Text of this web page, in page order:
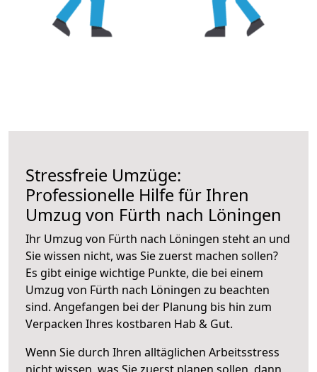
Stressfreie Umzüge:
Professionelle Hilfe für Ihren
Umzug von Fürth nach Löningen
Ihr Umzug von Fürth nach Löningen steht an und
Sie wissen nicht, was Sie zuerst machen sollen?
Es gibt einige wichtige Punkte, die bei einem
Umzug von Fürth nach Löningen zu beachten
sind. Angefangen bei der Planung bis hin zum
Verpacken Ihres kostbaren Hab & Gut.
Wenn Sie durch Ihren alltäglichen Arbeitsstress